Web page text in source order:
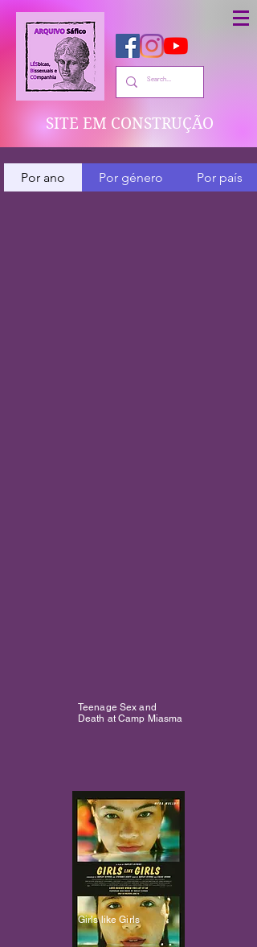
SITE EM CONSTRUÇÃO
Por ano Por género Por país
Teenage Sex and
Death at Camp Miasma
Girls like Girls